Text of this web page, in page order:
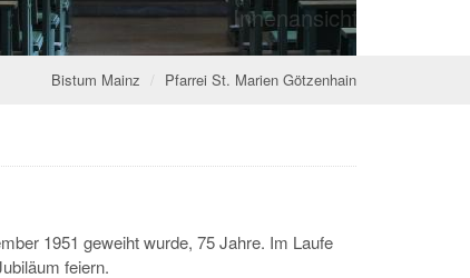
© E. Günther
St. Marien in Götzenhain
St. Marien in Götzenhain
Bistum Mainz Pfarrei St. Marien Götzenhain
1951 geweiht wurde, 75 Jahre. Im Laufe
feiern.